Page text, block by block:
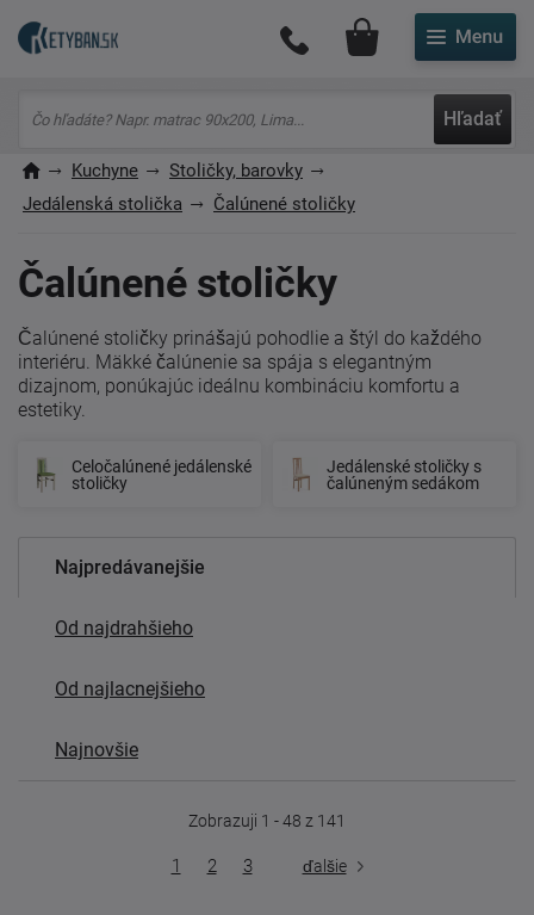
Hľadať
Môj účet
Kuchyne
Stoličky, barovky
Jedálenská stolička
Čalúnené stoličky
Čalúnené stoličky
Čalúnené stoličky prinášajú pohodlie a štýl do každého
interiéru. Mäkké čalúnenie sa spája s elegantným
dizajnom, ponúkajúc ideálnu kombináciu komfortu a
estetiky.
Celočalúnené jedálenské
stoličky
Jedálenské stoličky s
čalúneným sedákom
Najpredávanejšie
Od najdrahšieho
Od najlacnejšieho
Najnovšie
Zobrazuji 1 - 48 z 141
3
2
1 ďalšie